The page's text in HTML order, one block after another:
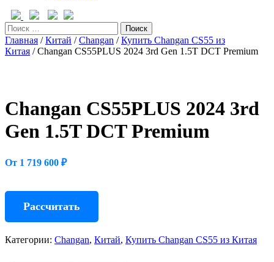
Кнопка
Закрыть
Поиск
Главная /Китай /Changan /Купить Changan CS55 из
Китая / Changan CS55PLUS 2024 3rd Gen 1.5T DCT Premium
Changan CS55PLUS 2024 3rd
Gen 1.5T DCT Premium
От 1 719 600 ₽
Рассчитать
Категории: Changan, Китай, Купить Changan CS55 из Китая